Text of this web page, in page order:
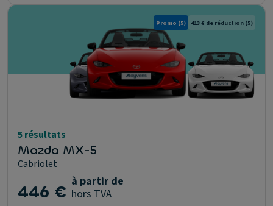
Promo (5) 413 € de réduction (5)
5 résultats
Mazda MX-5
Cabriolet
446 € à partir de
hors TVA